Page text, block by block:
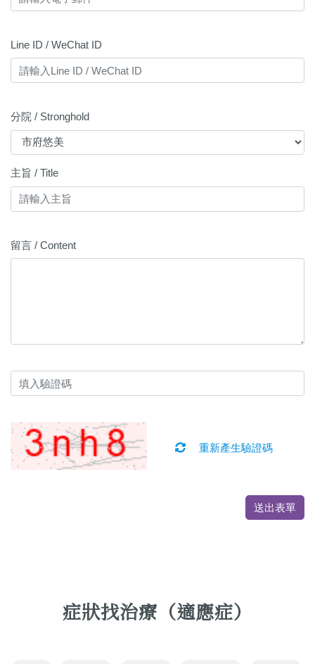
Line ID / WeChat ID
分院 / Stronghold
主旨 / Title
留言 / Content
重新產生驗證碼
送出表單
症狀找治療（適應症）